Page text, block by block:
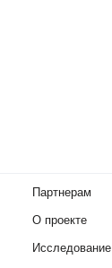
Партнерам
О проекте
Исследование